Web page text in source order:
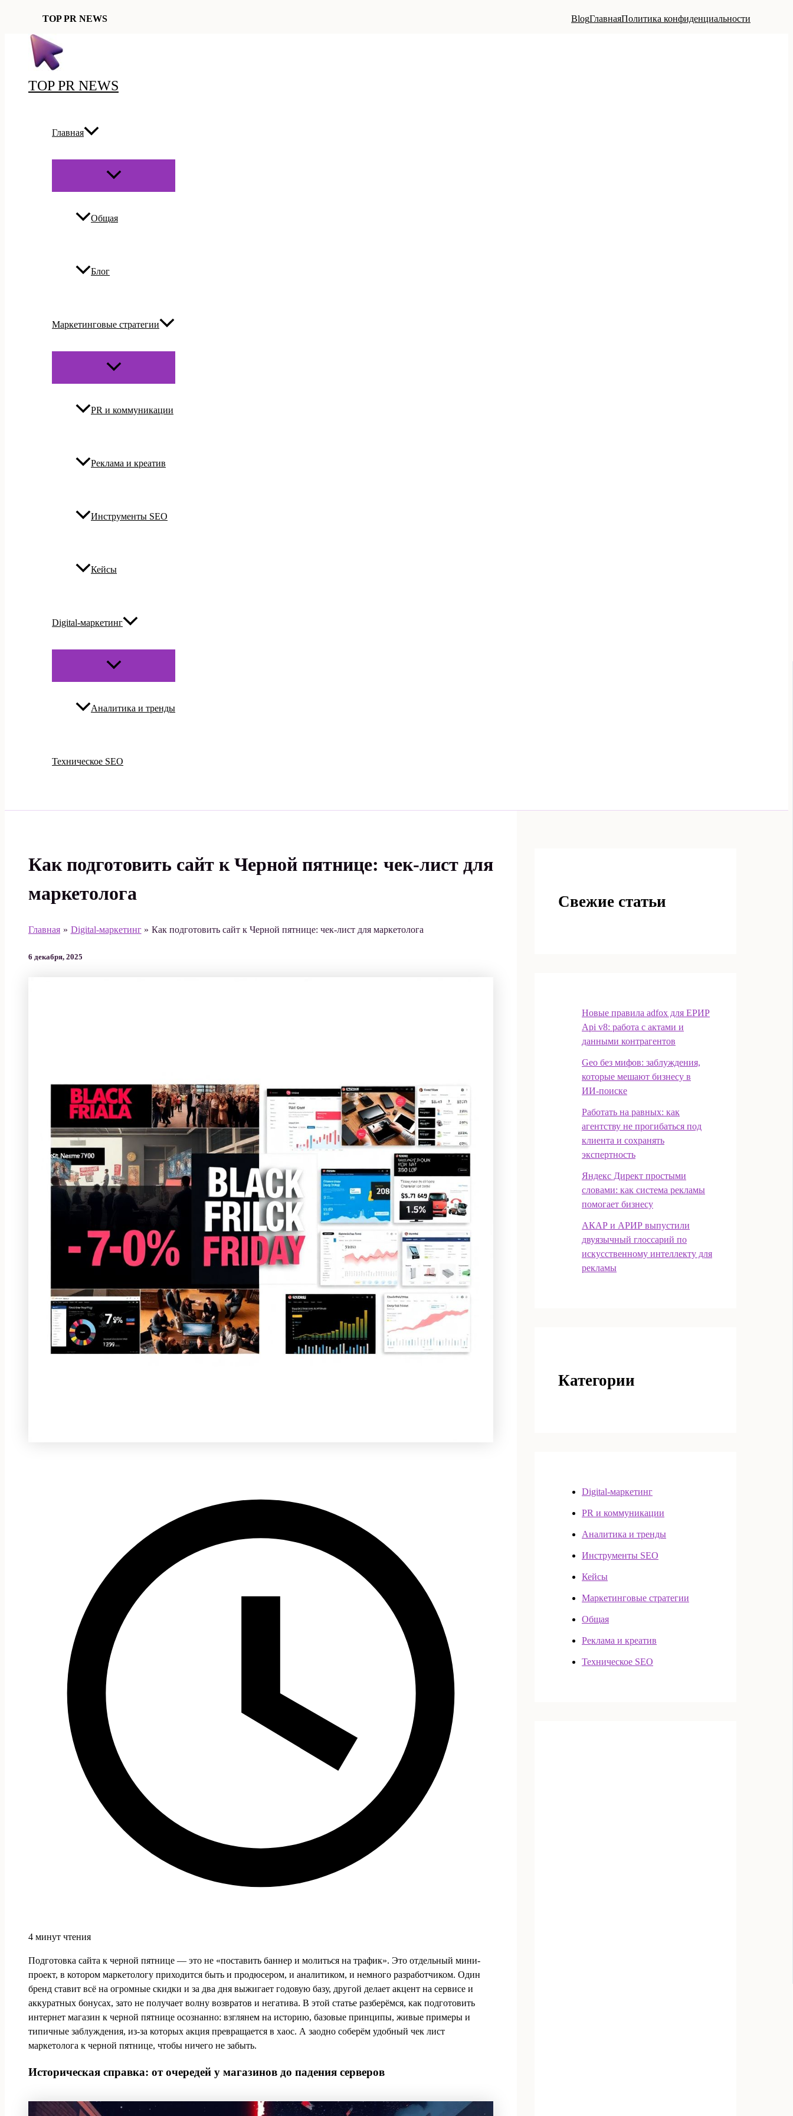
TOP PR NEWS BlogГлавнаяПолитика конфиденциальности
Перейти
содержимому
TOP PR NEWS
Главная
ПЕРЕКЛЮЧАТЕЛЬ
МЕНЮ
Общая
Блог
Маркетинговые стратегии
ПЕРЕКЛЮЧАТЕЛЬ
МЕНЮ
PR и коммуникации
Реклама и креатив
Инструменты SEO
Кейсы
Digital-маркетинг
ПЕРЕКЛЮЧАТЕЛЬ
МЕНЮ
Аналитика и тренды
Техническое SEO
Как подготовить сайт к Черной пятнице: чек-лист для
маркетолога
Главная Digital-маркетинг Как подготовить сайт к Черной пятнице: чек-лист для маркетолога
6 декабря, 2025
4 минут чтения
Подготовка сайта к черной пятнице — это не «поставить баннер и молиться на трафик». Это отдельный мини-
проект, в котором маркетологу приходится быть и продюсером, и аналитиком, и немного разработчиком. Один
бренд ставит всё на огромные скидки и за два дня выжигает годовую базу, другой делает акцент на сервисе и
аккуратных бонусах, зато не получает волну возвратов и негатива. В этой статье разберёмся, как подготовить
интернет магазин к черной пятнице осознанно: взглянем на историю, базовые принципы, живые примеры и
типичные заблуждения, из‑за которых акция превращается в хаос. А заодно соберём удобный чек лист
маркетолога к черной пятнице, чтобы ничего не забыть.
Историческая справка: от очередей у магазинов до падения серверов
Свежие статьи
Новые правила adfox для ЕРИР
Api v8: работа с актами и
данными контрагентов
Geo без мифов: заблуждения,
которые мешают бизнесу в
ИИ‑поиске
Работать на равных: как
агентству не прогибаться под
клиента и сохранять
экспертность
Яндекс Директ простыми
словами: как система рекламы
помогает бизнесу
АКАР и АРИР выпустили
двуязычный глоссарий по
искусственному интеллекту для
рекламы
Категории
Digital-маркетинг
PR и коммуникации
Аналитика и тренды
Инструменты SEO
Кейсы
Маркетинговые стратегии
Общая
Реклама и креатив
Техническое SEO